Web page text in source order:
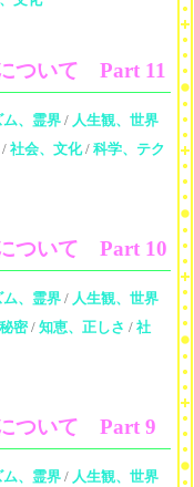
ついて Part 11
ム、霊界 / 人生観、世界
/ 社会、文化/ 科学、テク
ついて Part 10
ム、霊界 / 人生観、世界
密/ 知恵、正しさ / 社
ついて Part 9
ム、霊界 / 人生観、世界